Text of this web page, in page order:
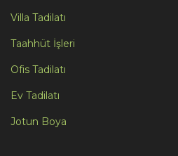
Villa Tadilatı
Taahhüt İşleri
Ofis Tadilatı
Ev Tadilatı
Jotun Boya